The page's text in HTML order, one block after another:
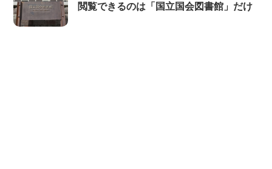
閲覧できるのは「国立国会図書館」だけ